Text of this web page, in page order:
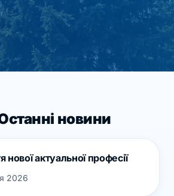
новини
нової актуальної професії
2026